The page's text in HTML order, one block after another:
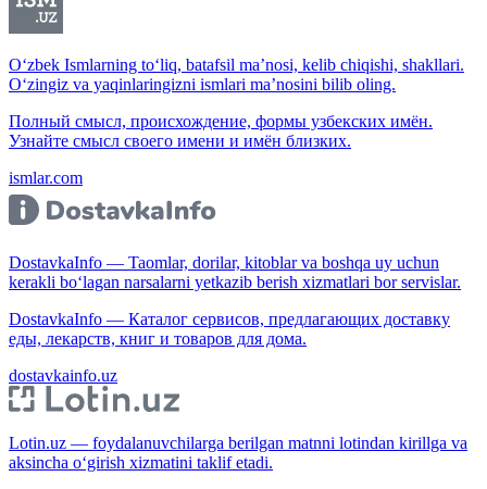
O‘zbek Ismlarning to‘liq, batafsil ma’nosi, kelib chiqishi, shakllari.
O‘zingiz va yaqinlaringizni ismlari ma’nosini bilib oling.
Полный смысл, происхождение, формы узбекских имён.
Узнайте смысл своего имени и имён близких.
ismlar.com
DostavkaInfo — Taomlar, dorilar, kitoblar va boshqa uy uchun
kerakli bo‘lagan narsalarni yetkazib berish xizmatlari bor servislar.
DostavkaInfo — Каталог сервисов, предлагающих доставку
еды, лекарств, книг и товаров для дома.
dostavkainfo.uz
Lotin.uz — foydalanuvchilarga berilgan matnni lotindan kirillga va
aksincha o‘girish xizmatini taklif etadi.